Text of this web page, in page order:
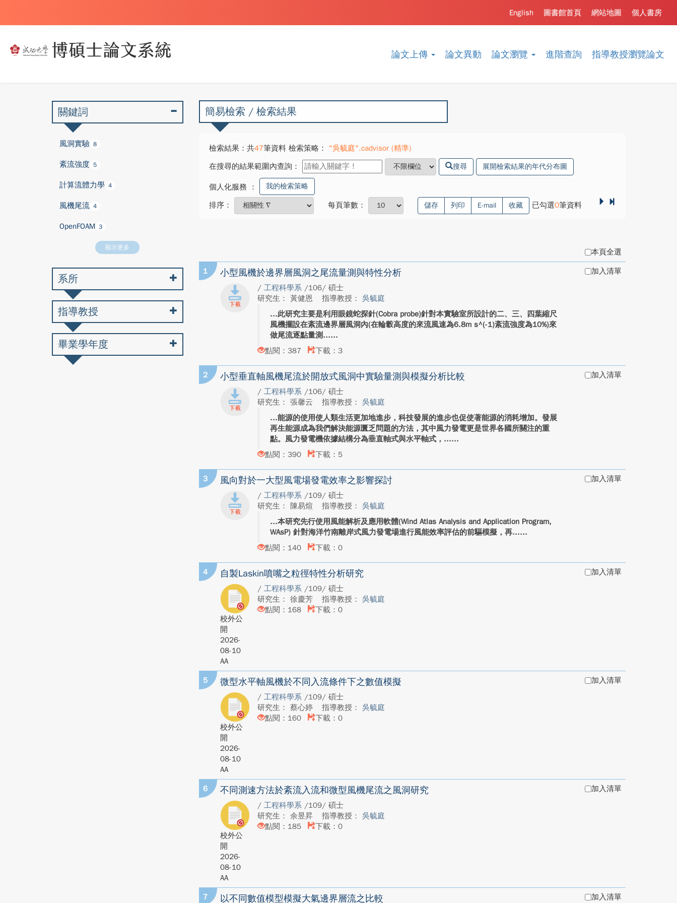
論文上傳 論文異動 論文瀏覽 進階查詢 指導教授瀏覽論文
個人書房
網站地圖
圖書館首頁
English
簡易檢索 / 檢索結果
檢索結果：共47筆資料 檢索策略：
"吳毓庭".cadvisor (精準)
在搜尋的結果範圍內查詢：
搜尋 展開檢索結果的年代分布圖
個人化服務 ： 我的檢索策略
排序： 每頁筆數： 儲存 列印 E-mail 收藏 已勾選0筆資料
本頁全選
1 小型風機於邊界層風洞之尾流量測與特性分析
/工程科學系 /106/ 碩士
研究生： 黃健恩
指導教授：吳毓庭
此研究主要是利用眼鏡蛇探針(Cobra probe)針對本實驗室所設計的二、三、四葉縮尺
風機擺設在紊流邊界層風洞內(在輪轂高度的來流風速為6.8m s^(-1)紊流強度為10%)來
做尾流逐點量測...
點閱：387
下載：3
加入清單
2 小型垂直軸風機尾流於開放式風洞中實驗量測與模擬分析比較
/工程科學系 /106/ 碩士
研究生： 張馨云
指導教授：吳毓庭
能源的使用使人類生活更加地進步，科技發展的進步也促使著能源的消耗增加。發展
再生能源成為我們解決能源匱乏問題的方法，其中風力發電更是世界各國所關注的重
點。風力發電機依據結構分為垂直軸式與水平軸式，...
點閱：390
下載：5
加入清單
3 風向對於一大型風電場發電效率之影響探討
/工程科學系 /109/ 碩士
研究生： 陳易煊
指導教授：吳毓庭
本研究先行使用風能解析及應用軟體(Wind Atlas Analysis and Application Program,
WAsP) 針對海洋竹南離岸式風力發電場進行風能效率評估的前驅模擬，再...
點閱：140
下載：0
加入清單
4 自製Laskin噴嘴之粒徑特性分析研究
校外公
開
2026-
08-10
AA
/工程科學系 /109/ 碩士
研究生： 徐慶芳
指導教授：吳毓庭
點閱：168
下載：0
加入清單
5 微型水平軸風機於不同入流條件下之數值模擬
校外公
開
2026-
08-10
AA
/工程科學系 /109/ 碩士
研究生： 蔡心婷
指導教授：吳毓庭
點閱：160
下載：0
加入清單
6 不同測速方法於紊流入流和微型風機尾流之風洞研究
校外公
開
2026-
08-10
AA
/工程科學系 /109/ 碩士
研究生： 余昱昇
指導教授：吳毓庭
點閱：185
下載：0
加入清單
7 以不同數值模型模擬大氣邊界層流之比較 加入清單
關鍵詞
風洞實驗 8
紊流強度 5
計算流體力學 4
風機尾流 4
OpenFOAM 3
顯示更多
系所
指導教授
畢業學年度